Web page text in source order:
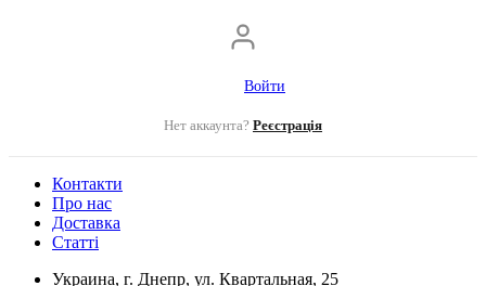
Контакти